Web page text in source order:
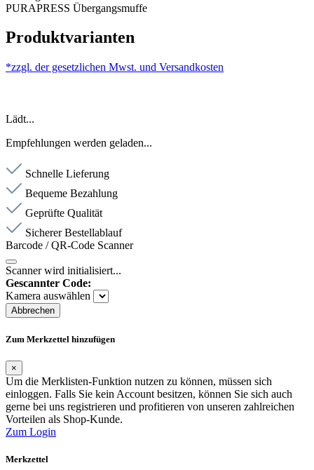
PURAPRESS Übergangsmuffe
Produktvarianten
*zzgl. der gesetzlichen Mwst. und Versandkosten
Lädt...
Empfehlungen werden geladen...
Schnelle Lieferung
Bequeme Bezahlung
Geprüfte Qualität
Sicherer Bestellablauf
Barcode / QR-Code Scanner
Scanner wird initialisiert...
Gescannter Code:
Kamera auswählen
Abbrechen
Zum Merkzettel hinzufügen
×
Um die Merklisten-Funktion nutzen zu können, müssen sich
einloggen. Falls Sie kein Account besitzen, können Sie sich auch
gerne bei uns registrieren und profitieren von unseren zahlreichen
Vorteilen als Shop-Kunde.
Zum Login
Merkzettel